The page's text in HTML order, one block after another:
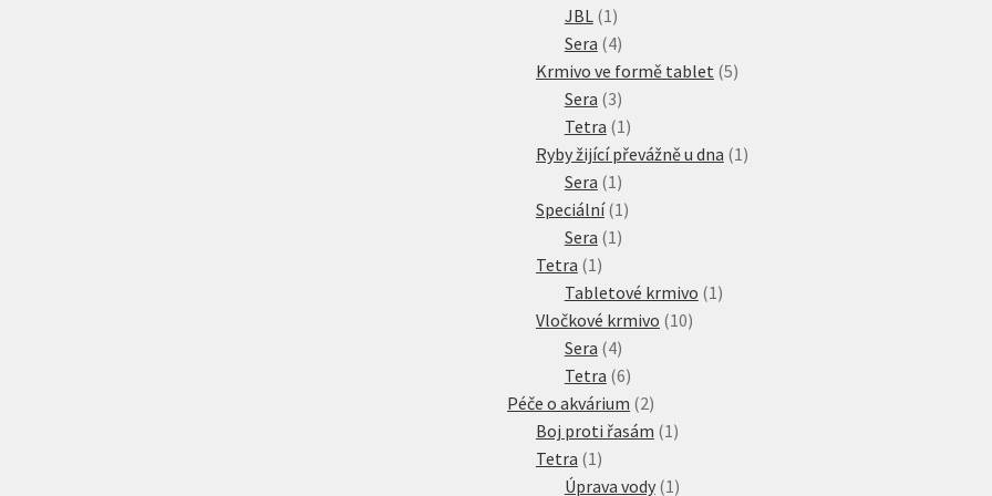
JBL 11
produkt
Sera 44
produkty
Krmivo ve formě tablet 55
Sera 33
produkty
Tetra 11
produkt
Ryby žijící převážně u dna 11
Sera 11
produkt
Speciální 11
Sera 11
Tetra 11
produkt
Tabletové krmivo 11
Vločkové krmivo 1010
Sera 44
produkty
Tetra 66
produktů
Péče o akvárium 22
produkty
Boj proti řasám 11
Tetra 11
produkt
Úprava vody 11